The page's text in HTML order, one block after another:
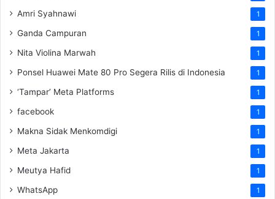
Amri Syahnawi 1
Ganda Campuran 1
Nita Violina Marwah 1
Ponsel Huawei Mate 80 Pro Segera Rilis di Indonesia 1
‘Tampar’ Meta Platforms 1
facebook 1
Makna Sidak Menkomdigi 1
Meta Jakarta 1
Meutya Hafid 1
WhatsApp 1